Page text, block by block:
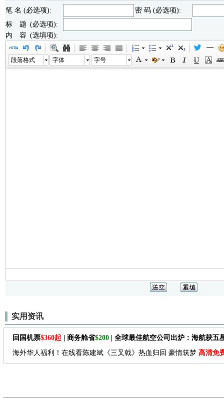
笔 名 (必选项):
密 码 (必选项):
标 题 (必选项):
内 容 (选填项):
段落格式 字体 字号
实用资讯
回国机票$360起 | 商务舱省$200 | 全球最佳航空公司出炉：海航获五
海外华人福利！在线看陈建斌《三叉戟》热血归回 豪情筑梦 高清免